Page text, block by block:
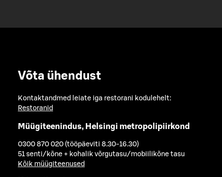
Võta ühendust
Kontaktandmed leiate iga restorani kodulehelt:
Restoranid
Müügiteenindus, Helsingi metropolipiirkond
0300 870 020 (tööpäeviti 8.30-16.30)
51 senti/kõne + kohalik võrgutasu/mobiilikõne tasu
Kõik müügiteenused